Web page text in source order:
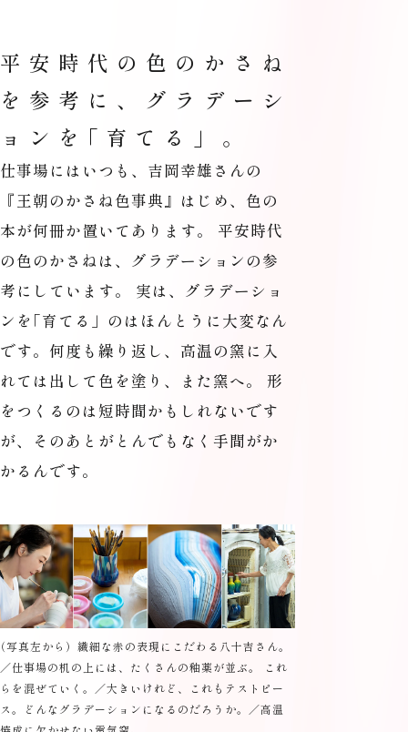
平安時代の色のかさね
を参考に、グラデーシ
ョンを 「 育てる」。
仕事場にはいつも、吉岡幸雄さんの
『王朝のかさね色事典』はじめ、色の
本が何冊か置いてあります。 平安時代
の色のかさねは、グラデーションの参
考にしています。 実は、グラデーショ
ンを「育てる」のはほんとうに大変なん
です。何度も繰り返し、高温の窯に入
れては出して色を塗り、また窯へ。 形
をつくるのは短時間かもしれないです
が、そのあとがとんでもなく手間がか
かるんです。
写真左から）繊細な赤の表現にこだわる八十吉さん。
／仕事場の机の上には、たくさんの釉薬が並ぶ。 これ
らを混ぜていく。／大きいけれど、これもテストピー
ス。どんなグラデーションになるのだろうか。／高温